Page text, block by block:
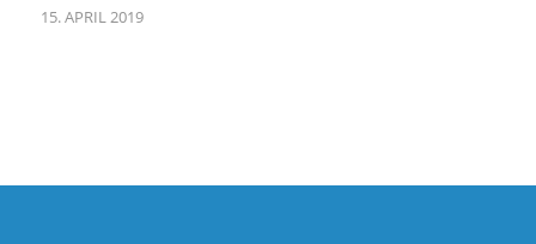
15. APRIL 2019